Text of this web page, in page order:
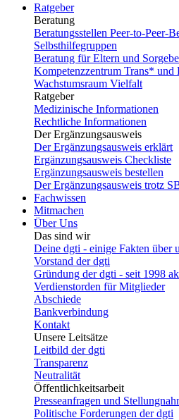
Ratgeber
Beratung
Beratungsstellen Peer-to-Peer-
Selbsthilfegruppen
Beratung für Eltern und
Kompetenzzentrum Trans* und
Wachstumsraum Vielfalt
Ratgeber
Medizinische Informationen
Rechtliche Informationen
Der Ergänzungsausweis
Der Ergänzungsausweis erklärt
Ergänzungsausweis Checkliste
Ergänzungsausweis bestellen
Der Ergänzungsausweis trotz
Fachwissen
Mitmachen
Über Uns
Das sind wir
Deine dgti - einige Fakten über
Vorstand der dgti
Gründung der dgti - seit 1998
Verdienstorden für Mitglieder
Abschiede
Bankverbindung
Kontakt
Unsere Leitsätze
Leitbild der dgti
Transparenz
Neutralität
Öffentlichkeitsarbeit
Presseanfragen und
Politische Forderungen der dgti